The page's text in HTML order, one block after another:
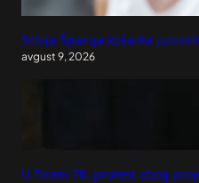
Srbija Španija košarka
avgust 9, 2026
U Tirani 70. protest zbog